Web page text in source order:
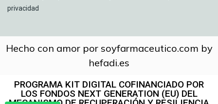
privacidad
Hecho con amor por soyfarmaceutico.com by
hefadi.es
PROGRAMA KIT DIGITAL COFINANCIADO POR
LOS FONDOS NEXT GENERATION (EU) DEL